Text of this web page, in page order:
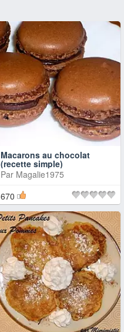
Macarons au chocolat
(recette simple)
Par Magalie1975
670